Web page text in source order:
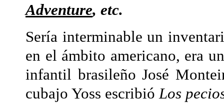
Adventure, etc.
Sería interminable un
en el ámbito americano, era
infantil brasileño José
cubajo Yoss escribióLos